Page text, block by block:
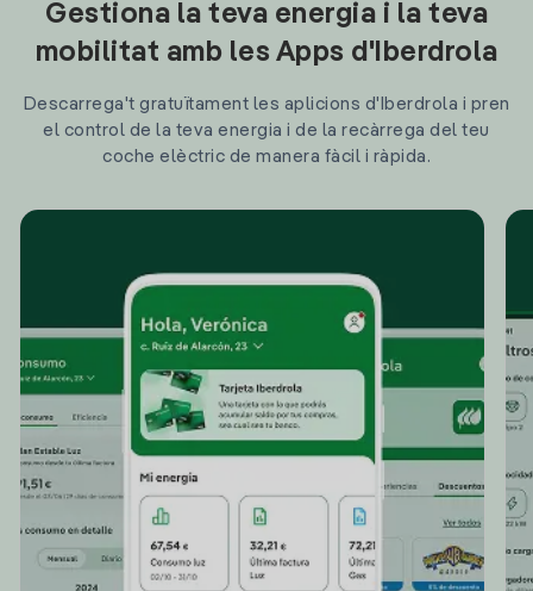
Gestiona la teva energia i la teva
mobilitat amb les Apps d'Iberdrola
Descarrega't gratuïtament les aplicions d'Iberdrola i pren
el control de la teva energia i de la recàrrega del teu
coche elèctric de manera fàcil i ràpida.